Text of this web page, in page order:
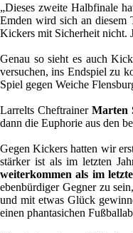
„Dieses zweite Halbfinale
Emden wird sich an diesem
Kickers mit Sicherheit nicht.
Genau so sieht es auch
versuchen, ins Endspiel zu
Spiel gegen Weiche
Larrelts Cheftrainer Marten
dann die Euphorie aus den
Gegen Kickers hatten wir
stärker ist als im letzten
weiterkommen als im
ebenbürdiger Gegner zu
und mit etwas Glück
einen phantasichen